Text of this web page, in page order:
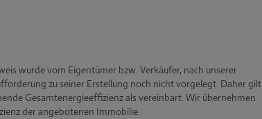
wurde vom Eigentümer bzw. Verkäufer, nach unserer
zu seiner Erstellung noch nicht vorgelegt. Daher gilt
Gesamtenergieeffizienz als vereinbart. Wir übernehmen
der angebotenen Immobilie.